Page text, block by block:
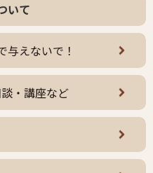
いて
与えないで！
・講座など